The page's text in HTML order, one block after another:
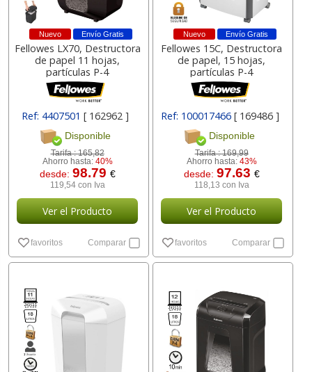
Envío Gratis
Nuevo
Fellowes LX70, Destructora
de papel 11 hojas,
partículas P-4
Ref: 4407501[ 162962 ]
Disponible
Tarifa :165,82
Ahorro hasta: 40%
desde: 98.79 €
119,54 con Iva
Ver el Producto
favoritos Comparar
Envío Gratis
Nuevo
Fellowes 15C, Destructora
de papel, 15 hojas,
partículas P-4
Ref: 100017466 [ 169486 ]
Disponible
Tarifa :169,99
Ahorro hasta: 43%
desde: 97.63 €
118,13 con Iva
Ver el Producto
favoritos Comparar